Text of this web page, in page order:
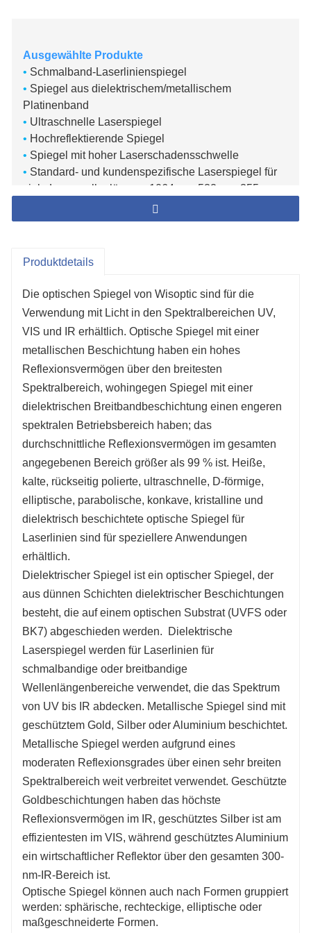
Ausgewählte Produkte
• Schmalband-Laserlinienspiegel
• Spiegel aus dielektrischem/metallischem
Platinenband
• Ultraschnelle Laserspiegel
• Hochreflektierende Spiegel
• Spiegel mit hoher Laserschadensschwelle
• Standard- und kundenspezifische Laserspiegel für
viele Laserwellenlängen: 1064 nm, 532 nm, 355 nm,
308 nm, 248 nm, 193 nm und Breitband.
•Laserspiegel für den Einsatz vom extremen
•Laserspiegel für Farbstoff-, Dioden-, Nd:YAG-,
weitere Laserquellen
rechtwinklig, konkav und andere spezielle Formen
• Ultraschnelle Laserlinienspiegel, die für hohe
Reflexion mit minimaler
Gruppenverzögerungsdispersion (GDD) für gepulste
Femtosekundenlaser einschließlich Er:Glas-,
Ti:Saphir- und Yb:dotierte Laserquellen ausgelegt
sind.
Produktdetails
Die optischen Spiegel von Wisoptic sind für die
Verwendung mit Licht in den Spektralbereichen UV,
VIS und IR erhältlich. Optische Spiegel mit einer
metallischen Beschichtung haben ein hohes
Reflexionsvermögen über den breitesten
Spektralbereich, wohingegen Spiegel mit einer
dielektrischen Breitbandbeschichtung einen engeren
spektralen Betriebsbereich haben; das
durchschnittliche Reflexionsvermögen im gesamten
angegebenen Bereich größer als 99 % ist. Heiße,
kalte, rückseitig polierte, ultraschnelle, D-förmige,
elliptische, parabolische, konkave, kristalline und
dielektrisch beschichtete optische Spiegel für
Laserlinien sind für speziellere Anwendungen
erhältlich.
Dielektrischer Spiegel ist ein optischer Spiegel, der
aus dünnen Schichten dielektrischer Beschichtungen
besteht, die auf einem optischen Substrat (UVFS oder
BK7) abgeschieden werden.
Dielektrische
Laserspiegel werden für Laserlinien für
schmalbandige oder breitbandige
Wellenlängenbereiche verwendet, die das Spektrum
von UV bis IR abdecken. Metallische Spiegel sind mit
geschütztem Gold, Silber oder Aluminium beschichtet.
Metallische Spiegel werden aufgrund eines
moderaten Reflexionsgrades über einen sehr breiten
Spektralbereich weit verbreitet verwendet. Geschützte
Goldbeschichtungen haben das höchste
Reflexionsvermögen im IR, geschütztes Silber ist am
effizientesten im VIS, während geschütztes Aluminium
ein wirtschaftlicher Reflektor über den gesamten 300-
nm-IR-Bereich ist.
Optische Spiegel können auch nach Formen gruppiert
werden: sphärische, rechteckige, elliptische oder
maßgeschneiderte Formen.